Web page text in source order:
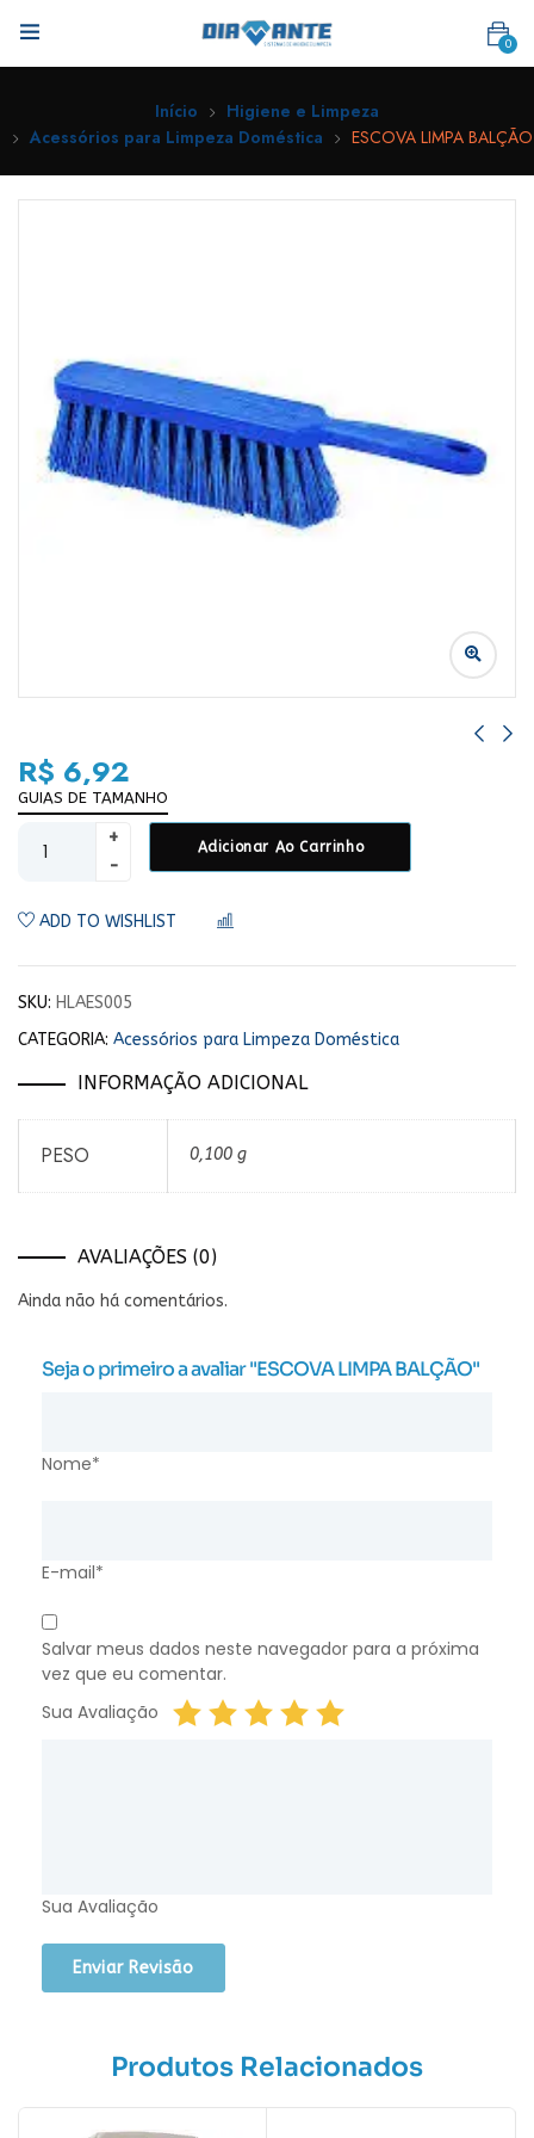
0
Início
Higiene e Limpeza
Acessórios para Limpeza Doméstica
ESCOVA LIMPA BALÇÃO
R$ 6,92
GUIAS DE TAMANHO
Adicionar Ao Carrinho
ADD TO WISHLIST
SKU: HLAES005
CATEGORIA: Acessórios para Limpeza Doméstica
INFORMAÇÃO ADICIONAL
PESO 0,100 g
AVALIAÇÕES (0)
Ainda não há comentários.
Seja o primeiro a avaliar "ESCOVA LIMPA BALÇÃO"
Nome*
E-mail*
Salvar meus dados neste navegador para a próxima
vez que eu comentar.
Sua Avaliação
Sua Avaliação
Produtos Relacionados